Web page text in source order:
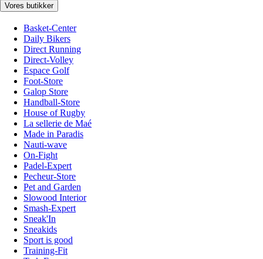
Vores butikker
Basket-Center
Daily Bikers
Direct Running
Direct-Volley
Espace Golf
Foot-Store
Galop Store
Handball-Store
House of Rugby
La sellerie de Maé
Made in Paradis
Nauti-wave
On-Fight
Padel-Expert
Pecheur-Store
Pet and Garden
Slowood Interior
Smash-Expert
Sneak'In
Sneakids
Sport is good
Training-Fit